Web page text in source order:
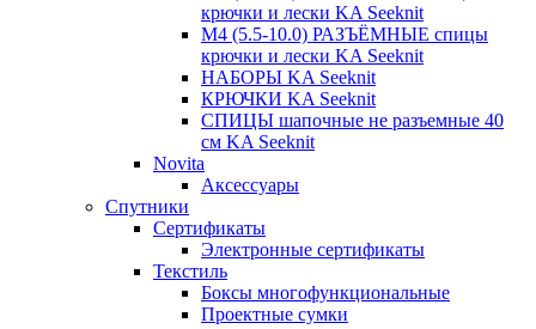
крючки и лески KA Seeknit
М4 (5.5-10.0) РАЗЪЁМНЫЕ спицы
крючки и лески KA Seeknit
НАБОРЫ KA Seeknit
КРЮЧКИ KA Seeknit
СПИЦЫ шапочные не разъемные 40
см KA Seeknit
Novita
Аксессуары
Спутники
Сертификаты
Электронные сертификаты
Текстиль
Боксы многофункциональные
Проектные сумки